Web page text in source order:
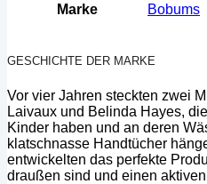
Marke Bobums
GESCHICHTE DER MARKE
Vor vier Jahren steckten zwei
Laivaux und Belinda Hayes,
Kinder haben und an deren
klatschnasse Handtücher
entwickelten das perfekte
draußen sind und einen